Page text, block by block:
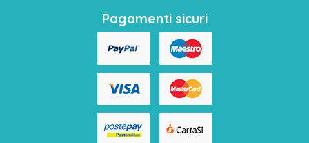
Pagamenti sicuri